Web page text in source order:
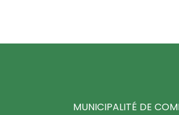
MUNICIPALITÉ DE